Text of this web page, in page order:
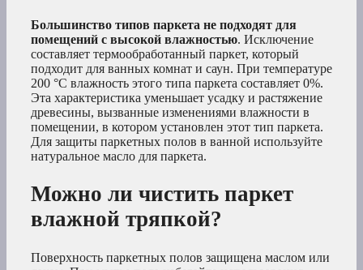
Большинство типов паркета не подходят для
помещений с высокой влажностью. Исключение
составляет термообработанный паркет, который
подходит для ванных комнат и саун. При температуре
200 °С влажность этого типа паркета составляет 0%.
Эта характеристика уменьшает усадку и растяжение
древесины, вызванные изменениями влажности в
помещении, в котором установлен этот тип паркета.
Для защиты паркетных полов в ванной используйте
натуральное масло для паркета.
Можно ли чистить паркет
влажной тряпкой?
Поверхность паркетных полов защищена маслом или